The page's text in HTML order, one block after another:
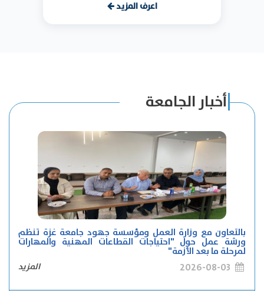
اعرف المزيد
أخبار الجامعة
بالتعاون مع وزارة العمل ومؤسسة جهود جامعة غزة تنظم
ورشة عمل حول "احتياجات القطاعات المهنية والمهارات
لمرحلة ما بعد الأزمة"
2026-08-03 المزيد